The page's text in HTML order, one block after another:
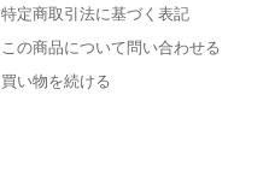
特定商取引法に基づく表記
この商品について問い合わせる
買い物を続ける